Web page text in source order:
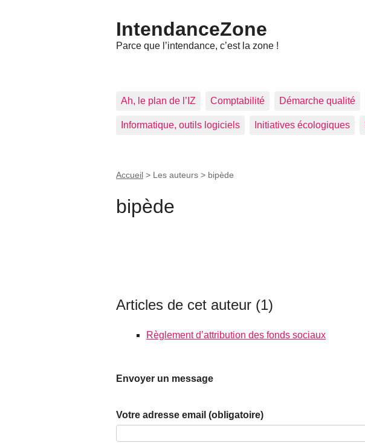
IntendanceZone
Parce que l’intendance, c’est la zone !
Ah, le plan de l’IZ Comptabilité Démarche qualité
Informatique, outils logiciels Initiatives écologiques
Accueil > Les auteurs > bipède
bipède
Articles de cet auteur (1)
Règlement d’attribution des fonds sociaux
Envoyer un message
Votre adresse email (obligatoire)